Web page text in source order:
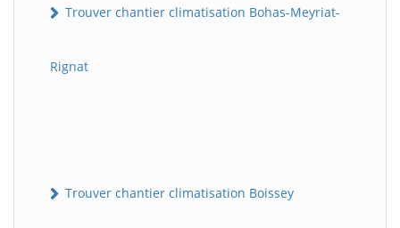
Trouver chantier climatisation Bohas-Meyriat-
Rignat
Trouver chantier climatisation Boissey